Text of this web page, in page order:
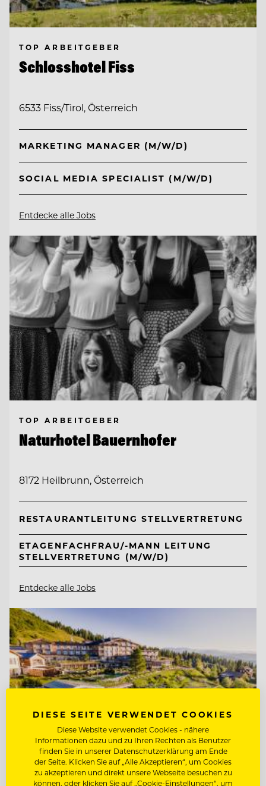
TOP ARBEITGEBER
Schlosshotel Fiss
6533 Fiss/Tirol, Österreich
MARKETING MANAGER (M/W/D)
SOCIAL MEDIA SPECIALIST (M/W/D)
Entdecke alle Jobs
TOP ARBEITGEBER
Naturhotel Bauernhofer
8172 Heilbrunn, Österreich
RESTAURANTLEITUNG STELLVERTRETUNG
ETAGENFACHFRAU/-MANN LEITUNG
STELLVERTRETUNG (M/W/D)
Entdecke alle Jobs
DIESE SEITE VERWENDET COOKIES
Diese Website verwendet Cookies - nähere
Informationen dazu und zu Ihren Rechten als Benutzer
finden Sie in unserer Datenschutzerklärung am Ende
der Seite. Klicken Sie auf „Alle Akzeptieren“, um Cookies
zu akzeptieren und direkt unsere Webseite besuchen zu
können, oder klicken Sie auf „Cookie-Einstellungen“, um